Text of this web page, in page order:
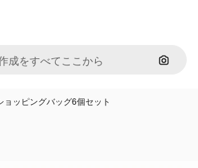
画像で
ョッピングバッグ6個セット